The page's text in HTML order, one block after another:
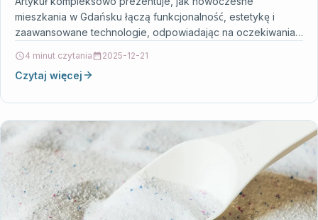
mieszkania w Gdańsku łączą funkcjonalność, estetykę i
zaawansowane technologie, odpowiadając na oczekiwania
się inteligentnymi…
4 minut czytania 2025-12-21
Czytaj więcej